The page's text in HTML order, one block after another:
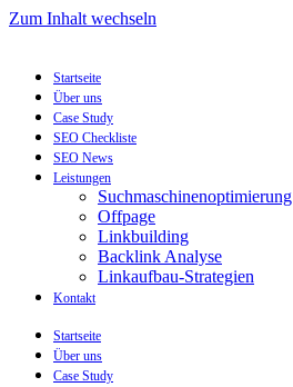
Zum Inhalt wechseln
Startseite
Über uns
Case Study
SEO Checkliste
SEO News
Leistungen
Suchmaschinenoptimierung
Offpage
Linkbuilding
Backlink Analyse
Linkaufbau-Strategien
Kontakt
Startseite
Über uns
Case Study